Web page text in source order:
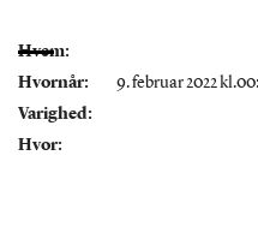
Hvem:
Hvornår:
9. februar 2022
Varighed:
Hvor: